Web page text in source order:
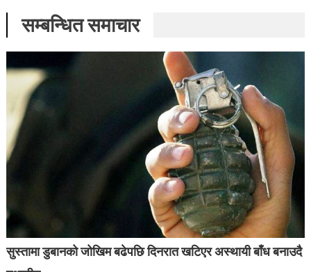
सम्बन्धित समाचार
सुस्तामा डुबानको जोखिम बढेपछि दिनरात खटिएर अस्थायी बाँध बनाउदै